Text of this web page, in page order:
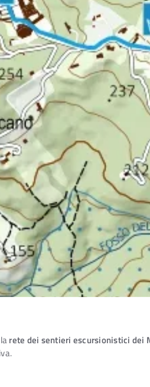
rete dei sentieri escursionistici dei